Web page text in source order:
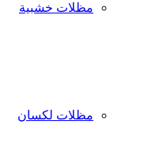
مظلات خشبية
مظلات لكسان